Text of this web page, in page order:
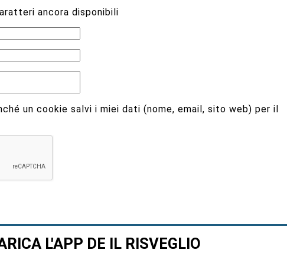
ancora disponibili
un cookie salvi i miei dati (nome, email, sito web) per il
L'APP DE IL RISVEGLIO